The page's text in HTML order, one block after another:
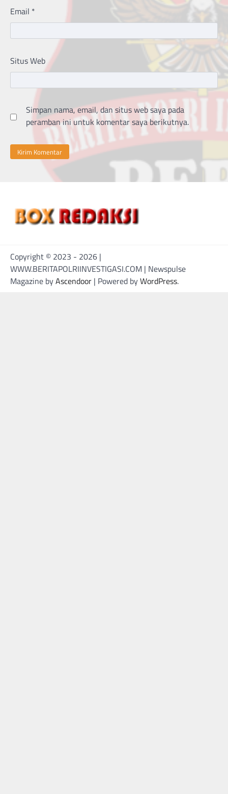
Email *
Situs Web
Simpan nama, email, dan situs web saya pada
peramban ini untuk komentar saya berikutnya.
Copyright © 2023 - 2026 |
WWW.BERITAPOLRIINVESTIGASI.COM | Newspulse
Magazine byAscendoor | Powered byWordPress.